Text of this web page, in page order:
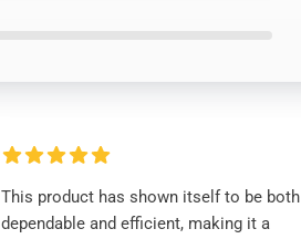
This product has shown itself to be both
dependable and efficient, making it a